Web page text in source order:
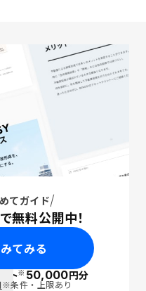
てガイド
無料公開中！
てみる
ト※50,000円分
※条件・上限あり